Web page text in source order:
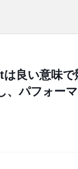
良い意味で
、パフォー